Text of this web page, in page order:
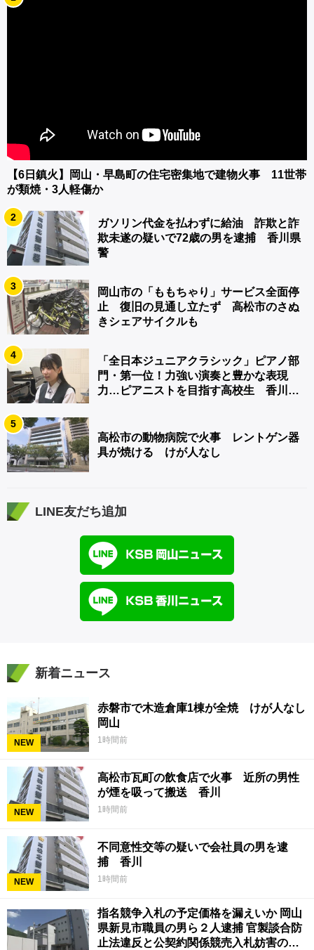
【6日鎮火】岡山・早島町の住宅密集地で建物火事 11世帯
が類焼・3人軽傷か
2
ガソリン代金を払わずに給油 詐欺と詐
欺未遂の疑いで72歳の男を逮捕 香川県
警
3
岡山市の「ももちゃり」サービス全面停
止 復旧の見通し立たず 高松市のさぬ
きシェアサイクルも
4
「全日本ジュニアクラシック」ピアノ部
門・第一位！力強い演奏と豊かな表現
力…ピアニストを目指す高校生 香川
5
高松市の動物病院で火事 レントゲン器
具が焼ける けが人なし
LINE友だち追加
新着ニュース
NEW
赤磐市で木造倉庫1棟が全焼 けが人なし
岡山
1時間前
NEW
高松市瓦町の飲食店で火事 近所の男性
が煙を吸って搬送 香川
1時間前
NEW
不同意性交等の疑いで会社員の男を逮
捕 香川
1時間前
指名競争入札の予定価格を漏えいか 岡山
県新見市職員の男ら２人逮捕 官製談合防
止法違反と公契約関係競売入札妨害の疑